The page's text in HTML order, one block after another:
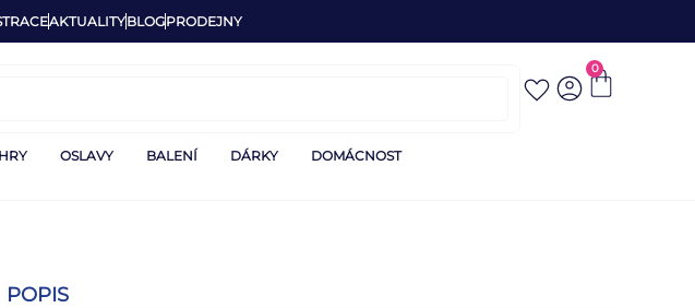
AKTUALITYBLOGPRODEJNY
0
OSLAVY BALENÍ DÁRKY DOMÁCNOST
POPIS